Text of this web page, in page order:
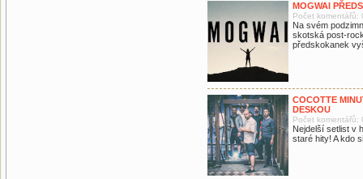
MOGWAI
Počet komentářů:
Na svém
skotská post-
předskokanek
COCOTTE
DESKOU
Počet komentářů:
Nejdelší setlist v
staré hity! A kdo